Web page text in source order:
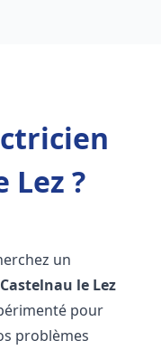
Lez ?
un
Castelnau le Lez
pour
problèmes